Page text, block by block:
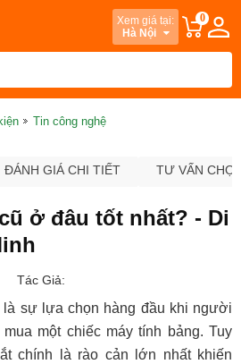
Xem giá tại:
Hà Nội
0
Tin công nghệ
ĐÁNH GIÁ CHI TIẾT TƯ VẤN
ở đâu tốt nhất? - Di
Tác Giả:
là sự lựa chọn hàng đầu khi người
một chiếc máy tính bảng. Tuy
chính là rào cản lớn nhất khiến